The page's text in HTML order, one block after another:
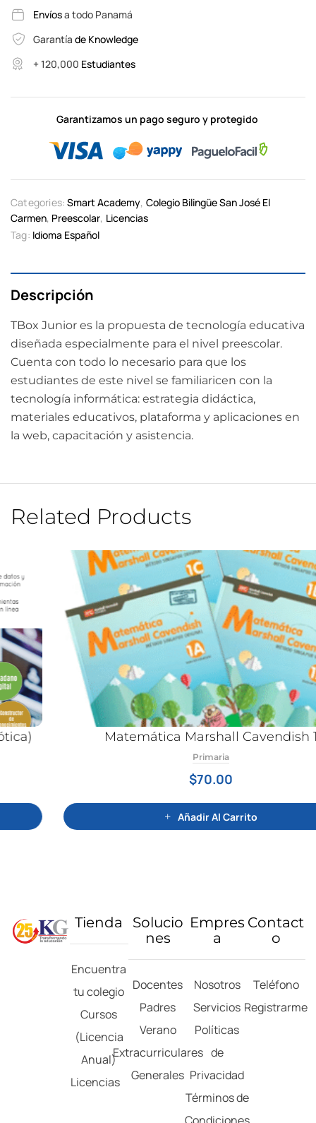
Envíosa todo Panamá
Garantía de Knowledge
+ 120,000 Estudiantes
Garantizamos un pago seguro y protegido
Categories: Smart Academy, Colegio Bilingüe San José El
Carmen, Preescolar, Licencias
Tag: Idioma Español
Descripción
TBox Junior es la propuesta de tecnología educativa
diseñada especialmente para el nivel preescolar.
Cuenta con todo lo necesario para que los
estudiantes de este nivel se familiaricen con la
tecnología informática: estrategia didáctica,
materiales educativos, plataforma y aplicaciones en
la web, capacitación y asistencia.
Related Products
Matemática Marshall Cavendish 1
Añadir Al Carrito
Tienda
Encuentra
tu colegio
Cursos
(Licencia
Anual)
Licencias
Solucio
nes
Docentes
Padres
Verano
Extracurriculares
Generales
Empres
a
Nosotros
Servicios
Políticas
de
Privacidad
Términos de
Contact
o
Teléfono
Registrarme